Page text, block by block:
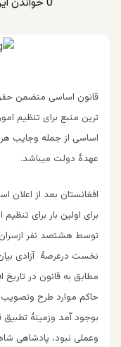
قانون اساسی متضمن
ترین منبع برای تنظیم
اساسی از جمله وجایب
عهدۀ دولت میباشد.
افغانستان بعد از اعلان
برای اولین بار برای
توسط هشتصد نفر ازسران
نخست درعرصۀ آزادی
مطابق به قانون در
حاکم موارد طرح
بوجود آمد وزمینۀ
وعملی نبود، پادشاهی